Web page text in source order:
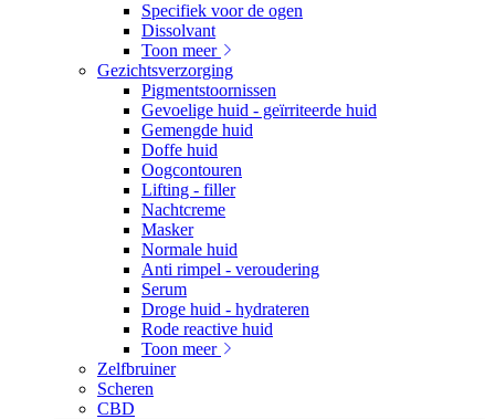
Specifiek voor de ogen
Dissolvant
Toon meer
Gezichtsverzorging
Pigmentstoornissen
Gevoelige huid - geïrriteerde huid
Gemengde huid
Doffe huid
Oogcontouren
Lifting - filler
Nachtcreme
Masker
Normale huid
Anti rimpel - veroudering
Serum
Droge huid - hydrateren
Rode reactive huid
Toon meer
Zelfbruiner
Scheren
CBD